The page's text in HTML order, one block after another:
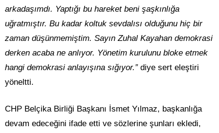
arkadaşımdı. Yaptığı bu hareket beni şaşkınlığa
uğratmıştır. Bu kadar koltuk sevdalısı olduğunu hiç bir
zaman düşünmemiştim. Sayın Zuhal Kayahan demokrasi
derken acaba ne anlıyor. Yönetim kurulunu bloke etmek
hangi demokrasi anlayışına sığıyor.”diye sert eleştiri
yöneltti.
CHP Belçika Birliği Başkanı İsmet Yılmaz, başkanlığa
devam edeceğini ifade etti ve sözlerine şunları ekledi,